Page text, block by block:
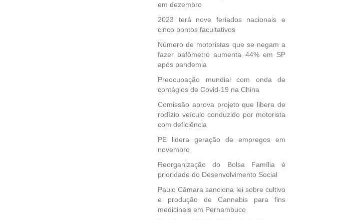
em dezembro
2023 terá nove feriados nacionais e
cinco pontos facultativos
Número de motoristas que se negam a
fazer bafômetro aumenta 44% em SP
após pandemia
Preocupação mundial com onda de
contágios de Covid-19 na China
Comissão aprova projeto que libera de
rodízio veículo conduzido por motorista
com deficiência
PE lidera geração de empregos em
novembro
Reorganização do Bolsa Família é
prioridade do Desenvolvimento Social
Paulo Câmara sanciona lei sobre cultivo
e produção de Cannabis para fins
medicinais em Pernambuco